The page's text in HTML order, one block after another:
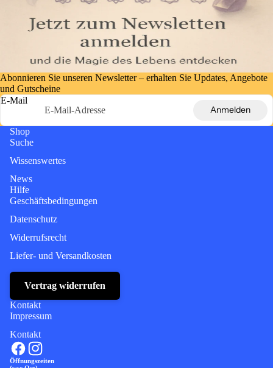
Abonnieren Sie unseren Newsletter – erhalten Sie Updates, Angebote
und Gutscheine
E-Mail
Anmelden
Shop
Suche
Wissenswertes
News
Hilfe
Geschäftsbedingungen
Datenschutz
Widerrufsrecht
Liefer- und Versandkosten
Vertrag widerrufen
Kontakt
Impressum
Kontakt
Öffnungszeiten